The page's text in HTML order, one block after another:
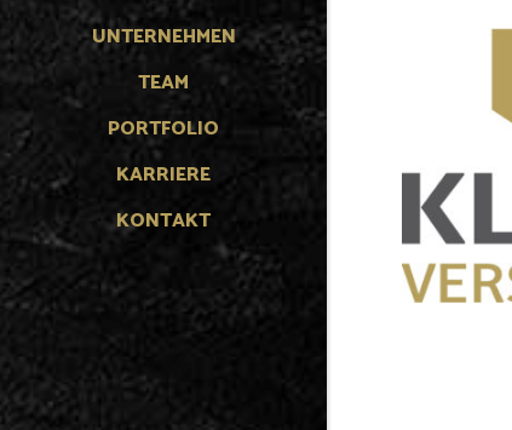
UNTERNEHMEN
TEAM
PORTFOLIO
KARRIERE
KONTAKT